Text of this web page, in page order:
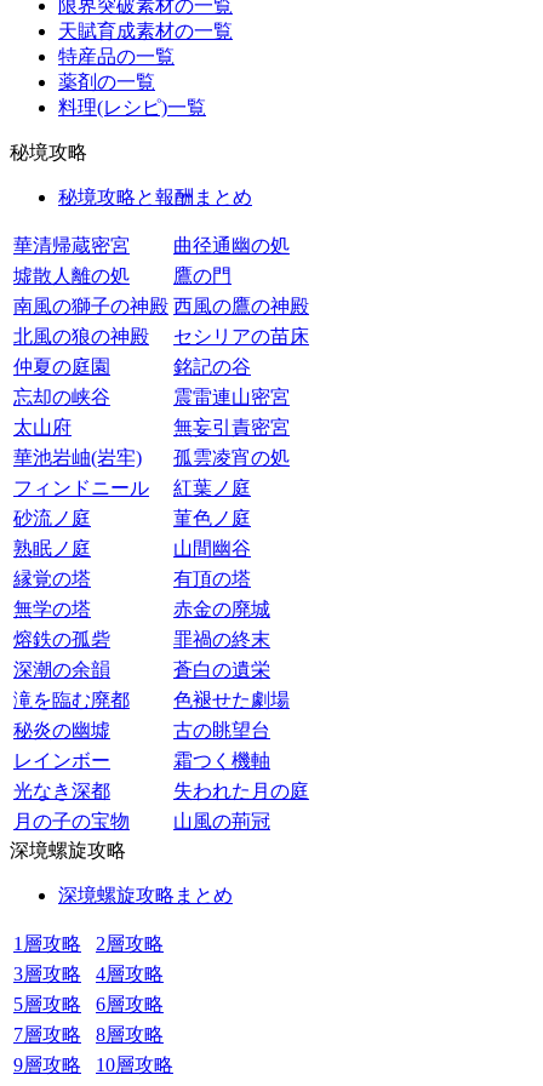
限界突破素材の一覧
天賦育成素材の一覧
特産品の一覧
薬剤の一覧
料理(レシピ)一覧
秘境攻略
秘境攻略と報酬まとめ
華清帰蔵密宮
曲径通幽の処
墟散人離の処
鷹の門
南風の獅子の神殿 西風の鷹の神殿
北風の狼の神殿
セシリアの苗床
仲夏の庭園
銘記の谷
忘却の峡谷
震雷連山密宮
太山府
無妄引責密宮
華池岩岫(岩牢)
孤雲凌宵の処
フィンドニール
紅葉ノ庭
砂流ノ庭
菫色ノ庭
熟眠ノ庭
山間幽谷
縁覚の塔
有頂の塔
無学の塔
赤金の廃城
熔鉄の孤砦
罪禍の終末
深潮の余韻
蒼白の遺栄
滝を臨む廃都
色褪せた劇場
秘炎の幽墟
古の眺望台
レインボー
霜つく機軸
光なき深都
失われた月の庭
月の子の宝物
山風の荊冠
深境螺旋攻略
深境螺旋攻略まとめ
1層攻略
2層攻略
3層攻略
4層攻略
5層攻略
6層攻略
7層攻略
8層攻略
9層攻略
10層攻略